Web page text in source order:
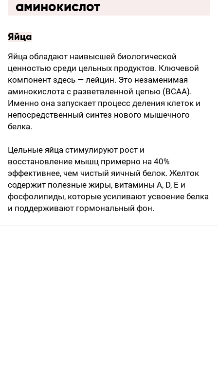
аминокислот
Яйца
Яйца обладают наивысшей биологической
ценностью среди цельных продуктов. Ключевой
компонент здесь — лейцин. Это незаменимая
аминокислота с разветвленной цепью (BCAA).
Именно она запускает процесс деления клеток и
непосредственный синтез нового мышечного
белка.
Цельные яйца стимулируют рост и
восстановление мышц примерно на 40%
эффективнее, чем чистый яичный белок. Желток
содержит полезные жиры, витамины A, D, E и
фосфолипиды, которые усиливают усвоение белка
и поддерживают гормональный фон.